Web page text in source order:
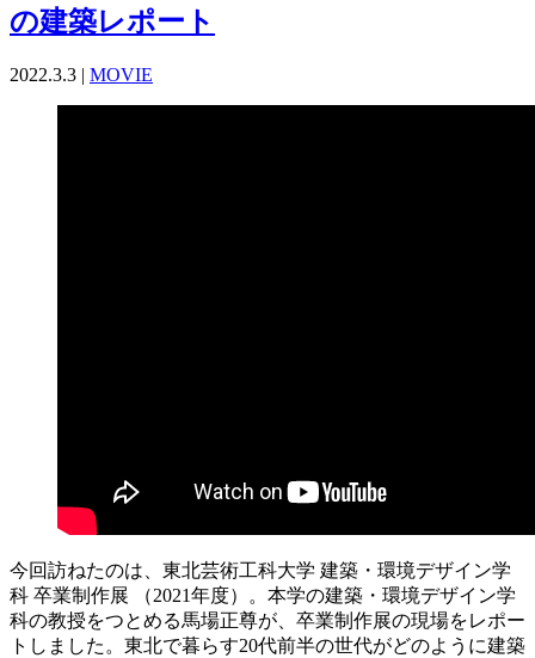
の建築レポート
2022.3.3 | MOVIE
今回訪ねたのは、東北芸術工科大学 建築・環境デザイン学
科 卒業制作展 （2021年度）。本学の建築・環境デザイン学
科の教授をつとめる馬場正尊が、卒業制作展の現場をレポー
トしました。東北で暮らす20代前半の世代がどのように建築